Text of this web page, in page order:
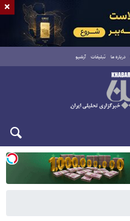
درباره ما تبلیغات آرشیو
×